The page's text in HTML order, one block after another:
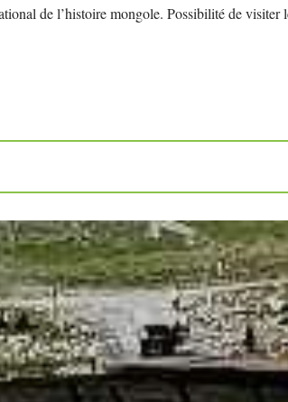
de l’histoire mongole. Possibilité de visiter